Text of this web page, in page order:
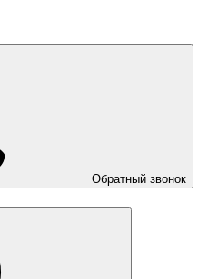
Обратный звонок